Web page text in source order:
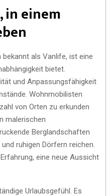
in einem
als Vanlife, ist eine
bietet.
und Anpassungsfähigkeit
Wohnmobilisten
von Orten zu erkunden
malerischen
Berglandschaften
ruhigen Dörfern reichen.
eine neue Aussicht
Urlaubsgefühl. Es